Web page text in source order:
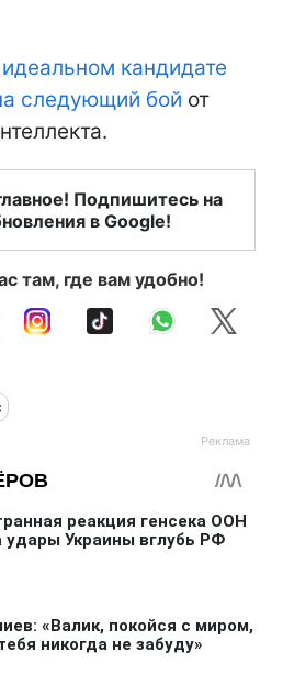
идеальном кандидате
следующий бой от
Подпишитесь на
в Google!
там, где вам удобно!